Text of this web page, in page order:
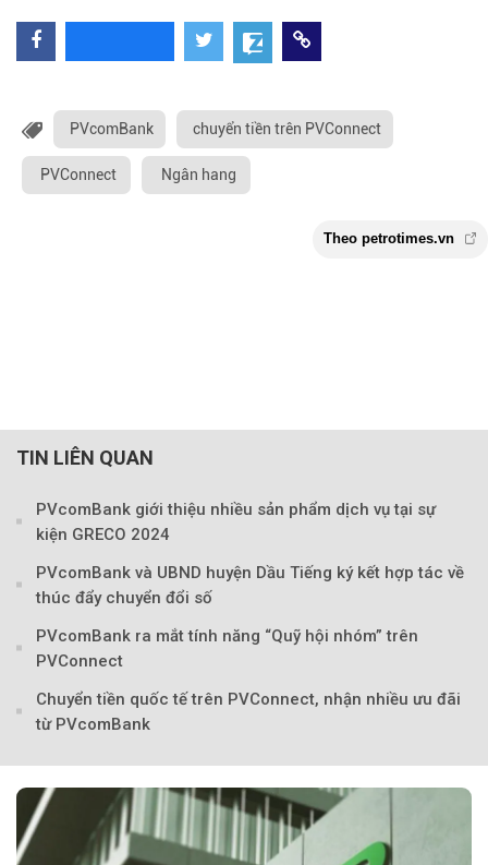
PVcomBank chuyển tiền trên PVConnect
PVConnect Ngân hang
TIN LIÊN QUAN
PVcomBank giới thiệu nhiều sản phẩm dịch vụ tại sự
kiện GRECO 2024
PVcomBank và UBND huyện Dầu Tiếng ký kết hợp tác về
thúc đẩy chuyển đổi số
PVcomBank ra mắt tính năng “Quỹ hội nhóm” trên
PVConnect
Chuyển tiền quốc tế trên PVConnect, nhận nhiều ưu đãi
từ PVcomBank